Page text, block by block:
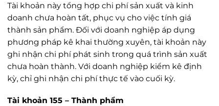
Tài khoản này tổng hợp chi phí sản xuất và kinh
doanh chưa hoàn tất, phục vụ cho việc tính giá
thành sản phẩm. Đối với doanh nghiệp áp dụng
phương pháp kê khai thường xuyên, tài khoản này
ghi nhận chi phí phát sinh trong quá trình sản xuất
chưa hoàn thành. Với doanh nghiệp kiểm kê định
kỳ, chỉ ghi nhận chi phí thực tế vào cuối kỳ.
Tài khoản 155 – Thành phẩm